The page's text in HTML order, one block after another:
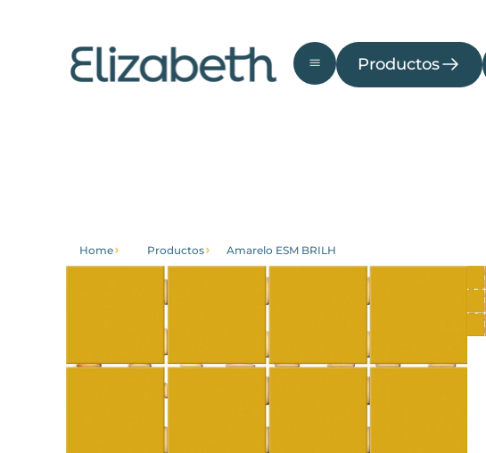
Productos
inicio
Productos
Ambientes
Trabalhe
Conosco
Descargas
Home Productos Amarelo ESM BRILH